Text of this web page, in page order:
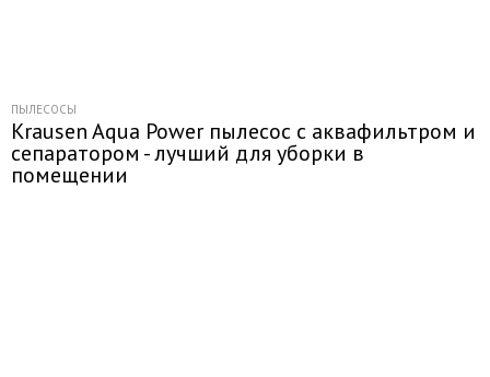
ПЫЛЕСОСЫ
Krausen Aqua Power пылесос с аквафильтром и
сепаратором - лучший для уборки в
помещении